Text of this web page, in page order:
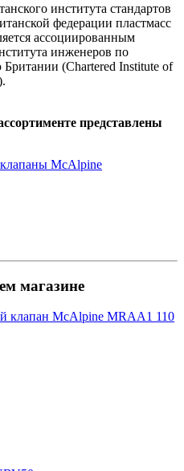
института стандартов
федерации пластмасс
ассоциированным
инженеров по
(Chartered Institute of
представлены
McAlpine
магазине